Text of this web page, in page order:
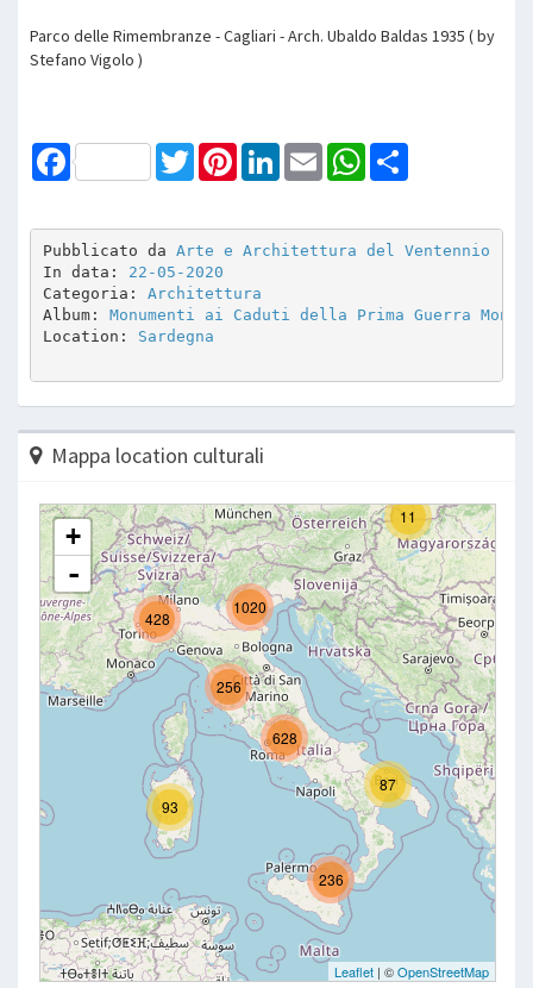
Parco delle Rimembranze - Cagliari - Arch. Ubaldo Baldas 1935 ( by
Stefano Vigolo )
Facebook TwitterPinterestLinkedInEmail WhatsApp
Pubblicato da Arte e Architettura del Ventennio
In data: 22-05-2020
Categoria: Architettura
Album: Monumenti ai Caduti della Prima Guerra
Location: Sardegna
Mappa location culturali